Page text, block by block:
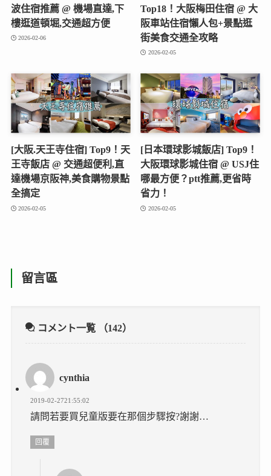
波住宿推薦 @ 機場直達,下
樓逛道頓堀,交通超方便
2026-02-06
Top18！大阪梅田住宿 @ 大
阪車站住宿懶人包+景點逛
街美食交通全攻略
2026-02-05
[大阪.天王寺住宿] Top9！天
王寺飯店 @ 交通超便利,直
達機場京阪神,美食購物景點
全搞定
2026-02-05
[日本環球影城飯店] Top9！
大阪環球影城住宿 @ USJ住
哪最方便？ptt推薦,更省時
省力！
2026-02-05
留言區
コメント一覧 （142）
cynthia
2019-02-2721:55:02
請問若要買兒童版要在那個步驟按?謝謝…
回覆